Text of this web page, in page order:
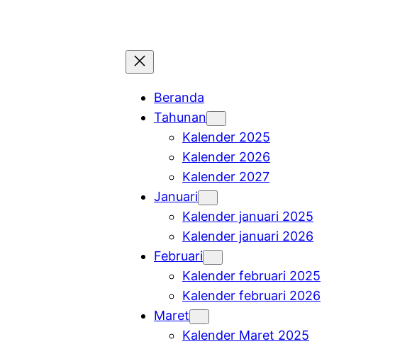
Beranda
Tahunan
Kalender 2025
Kalender 2026
Kalender 2027
Januari
Kalender januari 2025
Kalender januari 2026
Februari
Kalender februari 2025
Kalender februari 2026
Maret
Kalender Maret 2025